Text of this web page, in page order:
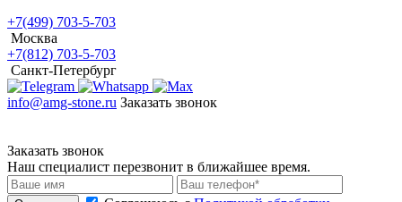
+7(499) 703-5-703
Москва
+7(812) 703-5-703
Санкт-Петербург
info@amg-stone.ru Заказать звонок
Заказать звонок
Наш специалист перезвонит в ближайшее время.